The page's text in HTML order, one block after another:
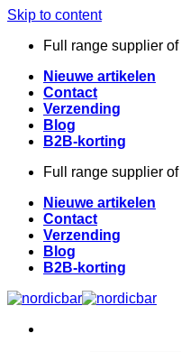
Skip to content
Full range supplier
Nieuwe artikelen
Contact
Verzending
Blog
B2B-korting
Full range supplier
Nieuwe artikelen
Contact
Verzending
Blog
B2B-korting